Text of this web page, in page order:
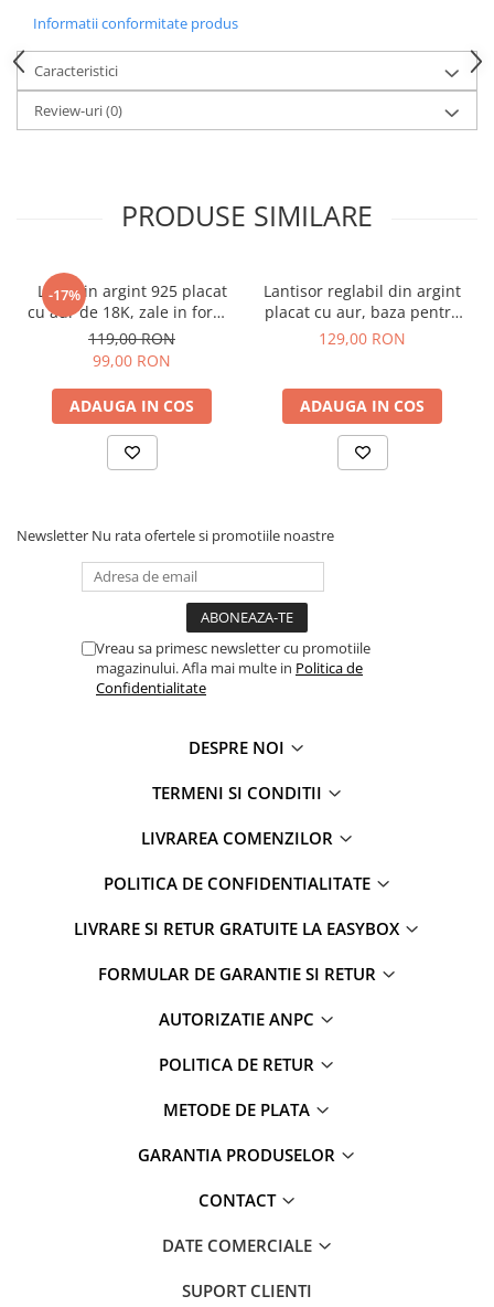
Informatii conformitate produs
Caracteristici
Review-uri(0)
PRODUSE SIMILARE
-17%
Lant din argint 925 placat
cu aur de 18K, zale in forma
de inimioare, 45 cm
119,00 RON
99,00 RON
ADAUGA IN COS
Lantisor reglabil din argint
placat cu aur, baza pentru
pandantive
129,00 RON
ADAUGA IN COS
Newsletter Nu rata ofertele si promotiile noastre
Vreau sa primesc newsletter cu promotiile
magazinului. Afla mai multe in Politica de
Confidentialitate
DESPRE NOI
TERMENI SI CONDITII
LIVRAREA COMENZILOR
POLITICA DE CONFIDENTIALITATE
LIVRARE SI RETUR GRATUITE LA EASYBOX
FORMULAR DE GARANTIE SI RETUR
AUTORIZATIE ANPC
POLITICA DE RETUR
METODE DE PLATA
GARANTIA PRODUSELOR
CONTACT
DATE COMERCIALE
SUPORT CLIENTI